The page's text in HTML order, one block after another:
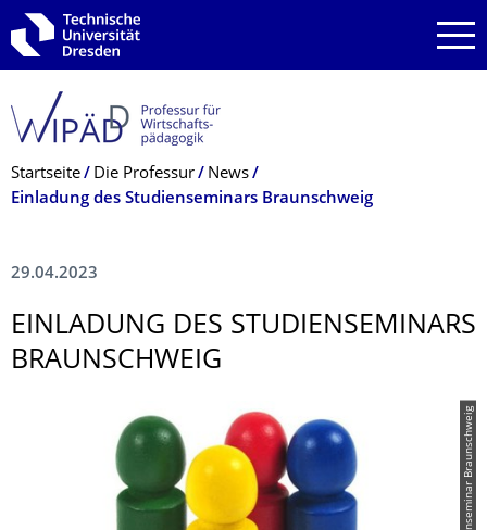
Zur Hauptnavigation springen
Zur Suche springen
Zum Inhalt springen
Breadcrumb-Menü
Startseite Die Professur
News
Einladung des Studienseminars Braunschweig
29.04.2023
EINLADUNG DES STUDIENSEMINARS
BRAUNSCHWEIG
© Studienseminar Braunschweig